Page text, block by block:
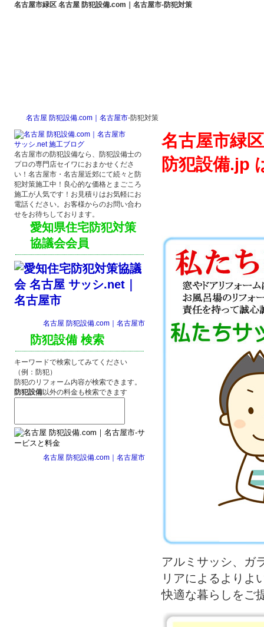
名古屋市緑区 名古屋 防犯設備.com｜名古屋市‐防犯対策
｜名古屋市
｜名古屋市‐サービス ｜名古屋市‐料金
名古屋 防犯設備.com｜名古屋市‐防犯対策
名古屋市緑区
防犯設備.jp
アルミサッシ、ガ
リアによるよりよ
快適な暮らしをご
サッシ.net 施工ブログ
名古屋市の防犯設備なら、防犯設備士の
プロの専門店セイワにおまかせくださ
い！名古屋市・名古屋近郊にて続々と防
犯対策施工中！良心的な価格とまごころ
施工が人気です！お見積りはお気軽にお
電話ください。お客様からのお問い合わ
せをお待ちしております。
愛知県住宅防犯対策
協議会会員
名古屋 防犯設備.com｜名古屋市
防犯設備 検索
キーワードで検索してみてください
（例：防犯）
防犯のリフォーム内容が検索できます。
防犯設備以外の料金も検索できます
名古屋 防犯設備.com｜名古屋市